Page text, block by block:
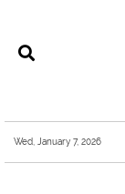
Wed, January 7, 2026